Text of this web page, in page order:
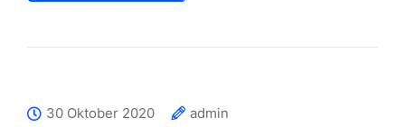
30 Oktober 2020
admin